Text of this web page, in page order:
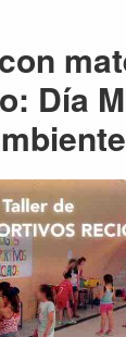
Día